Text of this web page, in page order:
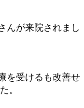
んが来院されまし
を受けるも改善せ
。